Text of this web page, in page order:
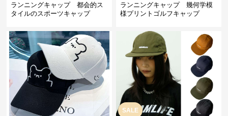
ランニングキャップ 都会的ス
タイルのスポーツキャップ
ランニングキャップ 幾何学模
様プリントゴルフキャップ
SALE